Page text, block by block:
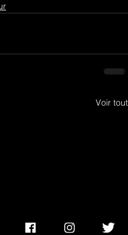
Voir tout